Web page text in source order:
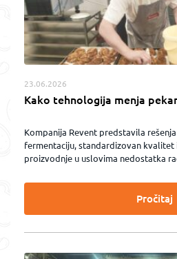
23.06.2026
Kako tehnologija menja
Kompanija Revent predstavila
fermentaciju, standardizovan kvalitet
proizvodnje u uslovima nedostatka
Pročitaj